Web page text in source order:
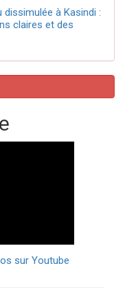
dissimulée à Kasindi :
claires et des
sur Youtube